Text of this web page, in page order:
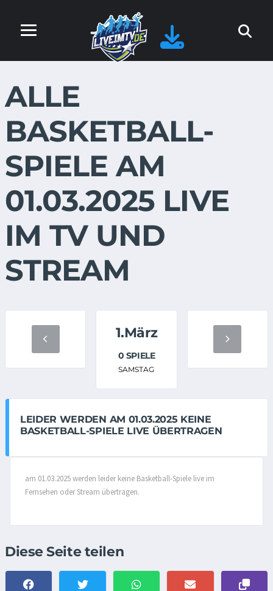
ALLE
BASKETBALL-
SPIELE AM
01.03.2025 LIVE
IM TV UND
STREAM
1.März
0 SPIELE
SAMSTAG
LEIDER WERDEN AM 01.03.2025 KEINE
BASKETBALL-SPIELE LIVE ÜBERTRAGEN
am 01.03.2025 werden leider keine Basketball-Spiele live im
Fernsehen oder Stream übertragen.
Diese Seite teilen